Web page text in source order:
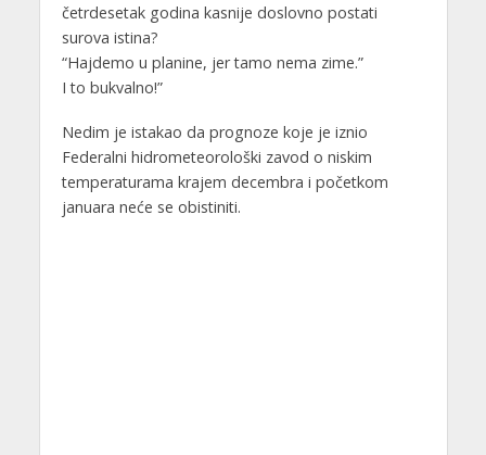
četrdesetak godina kasnije doslovno postati
surova istina?
“Hajdemo u planine, jer tamo nema zime.”
I to bukvalno!”
Nedim je istakao da prognoze koje je iznio
Federalni hidrometeorološki zavod o niskim
temperaturama krajem decembra i početkom
januara neće se obistiniti.